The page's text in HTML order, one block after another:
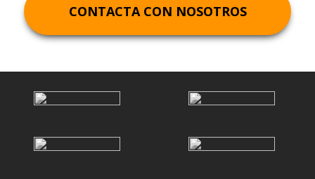
CONTACTA CON NOSOTROS